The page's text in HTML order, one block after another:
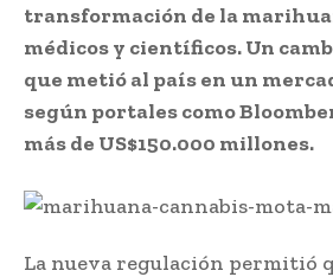
transformación de la
médicos y científicos. Un
que metió al país en un
según portales como
más de US$150.000 millones.
La nueva regulación permitió